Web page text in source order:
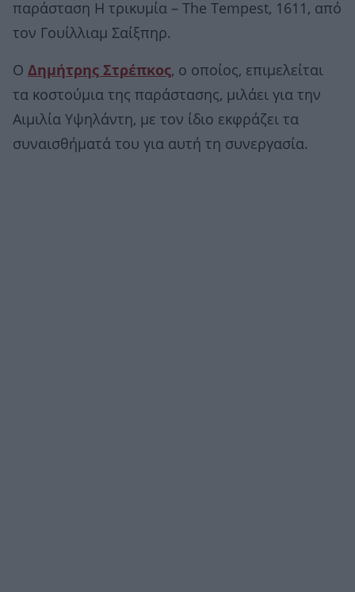
παράσταση Η τρικυμία – The Tempest, 1611, από
τον Γουίλλιαμ Σαίξπηρ.
Ο Δημήτρης Στρέπκος, ο οποίος, επιμελείται
τα κοστούμια της παράστασης, μιλάει για την
Αιμιλία Υψηλάντη, με τον ίδιο εκφράζει τα
συναισθήματά του για αυτή τη συνεργασία.